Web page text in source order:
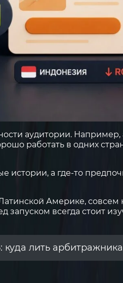
аудитории.
работать в одних
истории, а где-то
Америке, совсем
запуском всегда стоит
лить